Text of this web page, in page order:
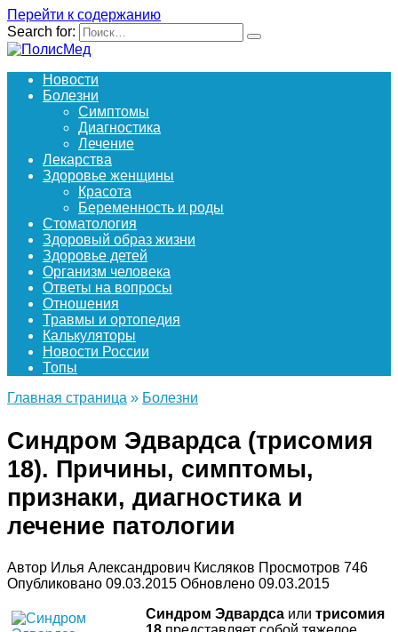
Перейти к содержанию
Search for:
Новости
Болезни
Симптомы
Диагностика
Лечение
Лекарства
Здоровье женщины
Красота
Беременность и роды
Стоматология
Здоровый образ жизни
Здоровье детей
Организм человека
Ответы на вопросы
Отношения
Травмы и ортопедия
Калькуляторы
Новости России
Топы
Главная страница » Болезни
Синдром Эдвардса (трисомия
18). Причины, симптомы,
признаки, диагностика и
лечение патологии
Автор Илья Александрович Кисляков Просмотров 746
Опубликовано 09.03.2015 Обновлено 09.03.2015
Синдром Эдвардса или трисомия